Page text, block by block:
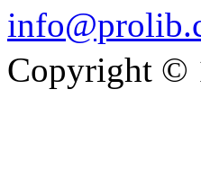
Copyright ©